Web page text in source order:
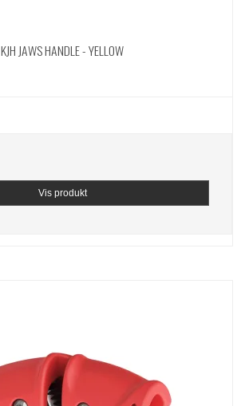
KJH JAWS HANDLE - YELLOW
Vis produkt